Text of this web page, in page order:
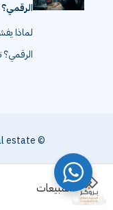
المبيعات
الرقمي؟
© All rights received, Broker real estate